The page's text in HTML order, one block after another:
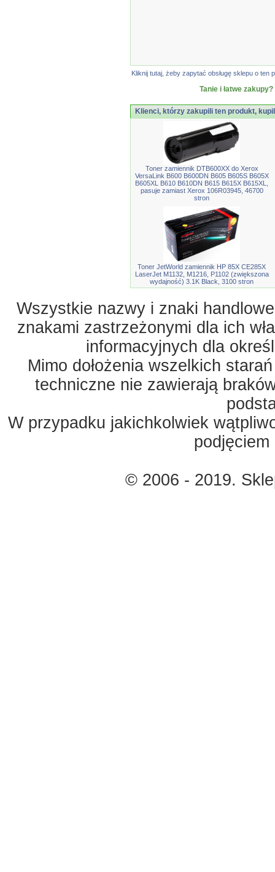
Kliknij tutaj, żeby zapytać obsługę sklepu o
Tanie i łatwe
Klienci, którzy zakupili ten produkt,
Toner zamiennik DTB600XX do Xerox
VersaLink B600 B600DN B605 B605S B605X
B605XL B610 B610DN B615 B615X B615XL,
pasuje zamiast Xerox 106R03945, 46700
stron
Toner JetWorld zamiennik HP 85X CE285X
LaserJet M1132, M1216, P1102 (zwiększona
wydajność) 3.1K Black, 3100 stron
Wszystkie nazwy i znaki
znakami zastrzeżonymi dla ich
informacyjnych dla
Mimo dołożenia wszelkich
techniczne nie zawierają
W przypadku jakichkolwiek
© 2006 - 2019.